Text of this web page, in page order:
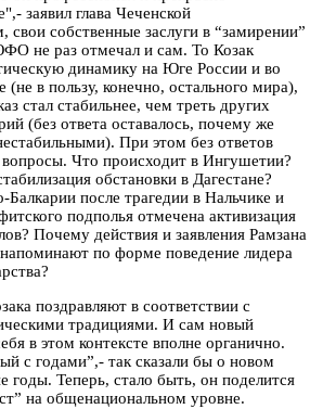
заявил глава Чеченской
свои собственные заслуги в “замирении”
не раз отмечал и сам. То Козак
динамику на Юге России и во
(не в пользу, конечно, остального мира),
стал стабильнее, чем треть других
(без ответа оставалось, почему же
При этом без ответов
вопросы. Что происходит в Ингушетии?
обстановки в Дагестане?
после трагедии в Нальчике и
подполья отмечена активизация
Почему действия и заявления Рамзана
по форме поведение лидера
поздравляют в соответствии с
традициями. И сам новый
в этом контексте вполне органично.
с годами”,- так сказали бы о новом
годы. Теперь, стало быть, он поделится
на общенациональном уровне.